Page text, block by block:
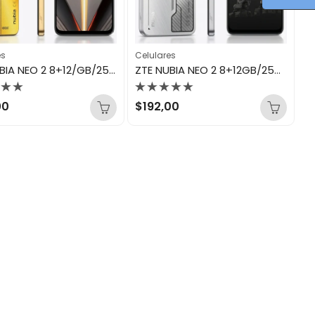
ZTE NUBIA NEO 2 8+12/GB/256GB AMARILLO
Celulares
ZTE NUBIA NEO 2 8+12GB/256GB GRIS
Valorado
con
$192,00